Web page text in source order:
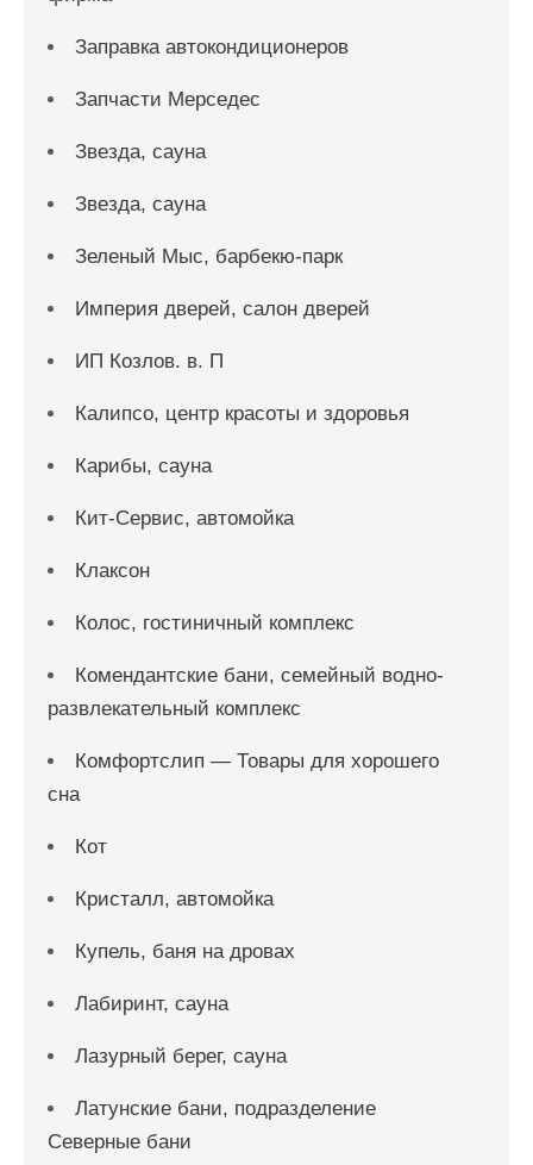
Заправка автокондиционеров
Запчасти Мерседес
Звезда, сауна
Звезда, сауна
Зеленый Мыс, барбекю-парк
Империя дверей, салон дверей
ИП Козлов. в. П
Калипсо, центр красоты и здоровья
Карибы, сауна
Кит-Сервис, автомойка
Клаксон
Колос, гостиничный комплекс
Комендантские бани, семейный водно-
развлекательный комплекс
Комфортслип — Товары для хорошего
сна
Кот
Кристалл, автомойка
Купель, баня на дровах
Лабиринт, сауна
Лазурный берег, сауна
Латунские бани, подразделение
Северные бани